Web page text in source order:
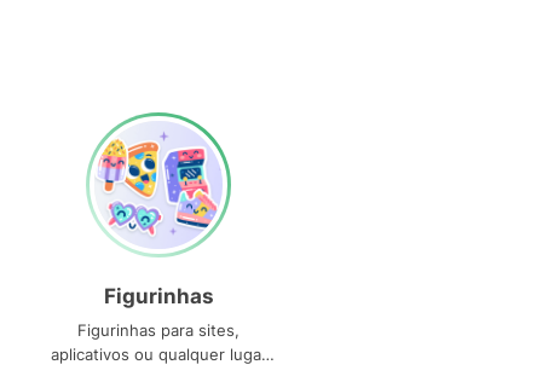
Figurinhas
Figurinhas para sites,
aplicativos ou qualquer lugar